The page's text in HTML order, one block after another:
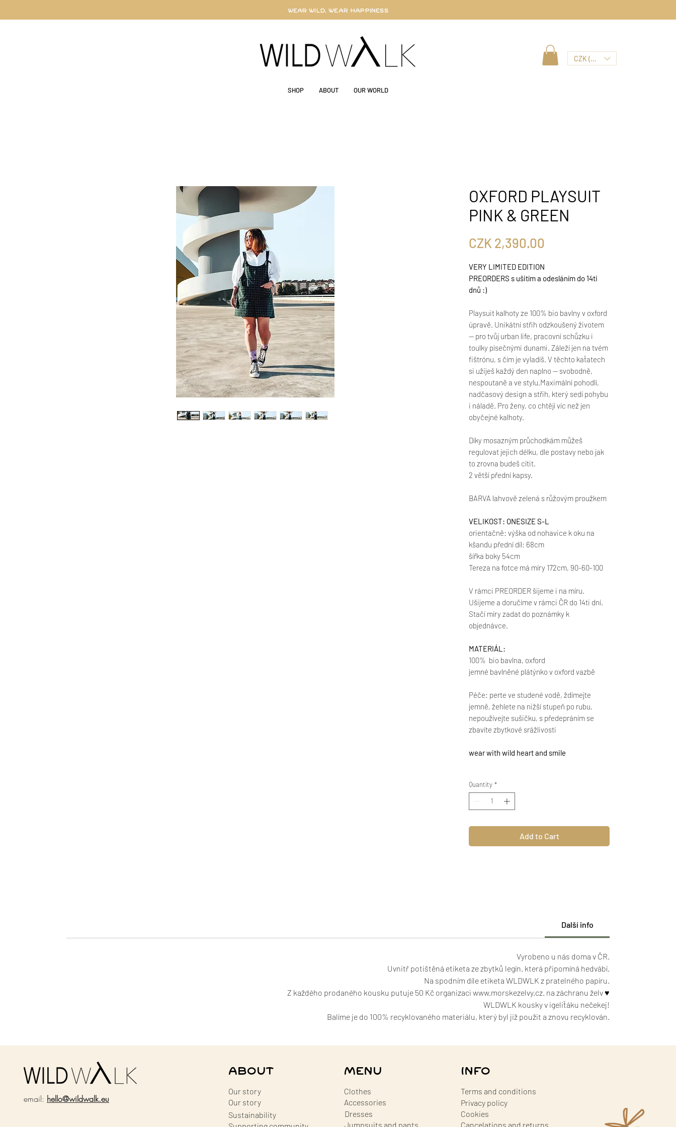
WEAR WILD, WEAR HAPPINESS
CZK (Kč)
SHOP ABOUT OUR WORLD
OXFORD PLAYSUIT
PINK & GREEN
CZK 2,390.00
VERY LIMITED EDITION
PREORDERS s ušitím a odesláním do 14ti
dnů :)
Playsuit kalhoty ze 100% bio bavlny v oxford
úpravě. Unikátní střih odzkoušený životem
— pro tvůj urban life, pracovní schůzku i
toulky písečnými dunami. Záleží jen na tvém
fištrónu, s čím je vyladíš. V těchto kaťatech
si užiješ každý den naplno — svobodně,
nespoutaně a ve stylu.Maximální pohodlí,
nadčasový design a střih, který sedí pohybu
i náladě. Pro ženy, co chtějí víc než jen
obyčejné kalhoty.
Díky mosazným průchodkám můžeš
regulovat jejich délku, dle postavy nebo jak
to zrovna budeš cítit.
2 větší přední kapsy.
BARVA lahvově zelená s růžovým proužkem
VELIKOST: ONESIZE S-L
orientačně: výška od nohavice k oku na
kšandu přední díl: 68cm
šířka boky 54cm
Tereza na fotce má míry 172cm, 90-60-100
V rámci PREORDER šijeme i na míru.
Ušijeme a doručíme v rámci ČR do 14ti dní.
Stačí míry zadat do poznámky k
objednávce.
MATERIÁL:
100% bio bavlna, oxford
jemné bavlněné plátýnko v oxford vazbě
Péče: perte ve studené vodě, ždímejte
jemně, žehlete na nižší stupeň po rubu,
nepoužívejte sušičku, s předepráním se
zbavíte zbytkové srážlivosti
wear with wild heart and smile
Quantity *
Add to Cart
Další info
Vyrobeno u nás doma v ČR.
Uvnitř potištěná etiketa ze zbytků legín. která připomíná hedvábí.
Na spodním díle etiketa WLDWLK z pratelného papíru.
Z každého prodaného kousku putuje 50 Kč organizaci www.morskezelvy.cz. na záchranu želv ♥
WLDWLK kousky v igeliťáku nečekej!
Balíme je do 100% recyklovaného materiálu, který byl již použit a znovu recyklován.
email: hello@wildwalk.eu
ABOUT
Our story
Our story
Sustainability
MENU
Clothes
Accessories
Dresses
Jumpsuits and pants
INFO
Terms and conditions
Privacy policy
Cookies
Cancelations and returns